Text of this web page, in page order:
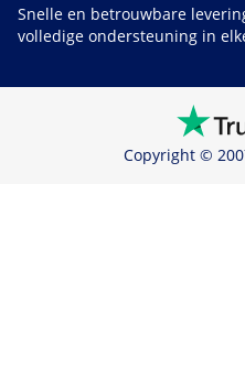
Snelle en betrouwbare
volledige ondersteuning in
Copyright ©